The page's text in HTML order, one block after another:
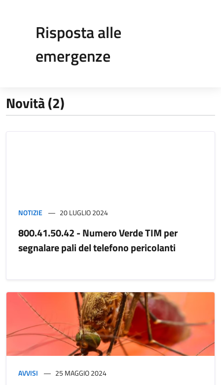
Risposta alle
emergenze
Novità (2)
NOTIZIE 20 LUGLIO 2024
800.41.50.42 - Numero Verde TIM per
segnalare pali del telefono pericolanti
AVVISI 25 MAGGIO 2024